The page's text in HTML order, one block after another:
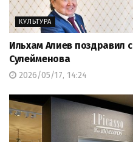
КУЛЬТУРА
Ильхам Алиев поздравил
Сулейменова
2026/05/17, 14:24